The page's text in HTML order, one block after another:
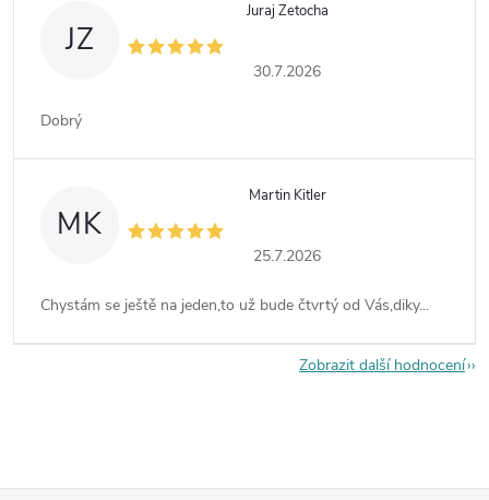
JZ
Juraj Zetocha
30.7.2026
Dobrý
MK
Martin Kitler
25.7.2026
Chystám se ještě na jeden,to už bude čtvrtý od Vás,diky...
Zobrazit další hodnocení